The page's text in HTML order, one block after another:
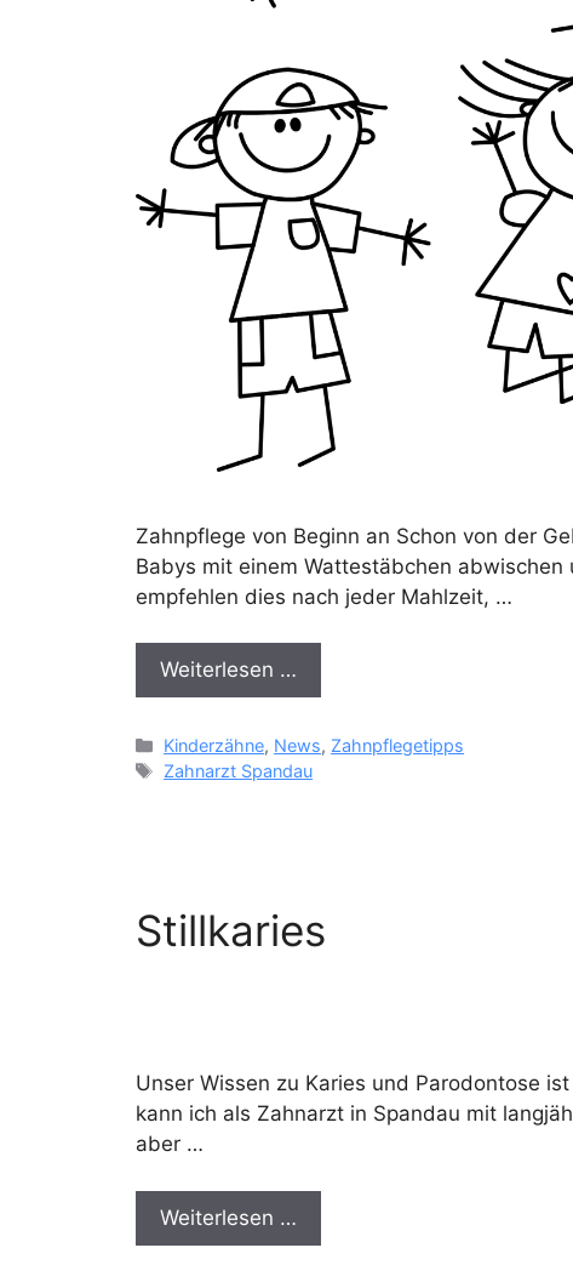
Zahnpflege von Beginn an Schon von der
Babys mit einem Wattestäbchen
empfehlen dies nach jeder Mahlzeit, …
Weiterlesen …
Kategorien
Kinderzähne, News, Zahnpflegetipps
Schlagwörter
Zahnarzt Spandau
Stillkaries
Unser Wissen zu Karies und Parodontose
kann ich als Zahnarzt in Spandau mit
aber …
Weiterlesen …